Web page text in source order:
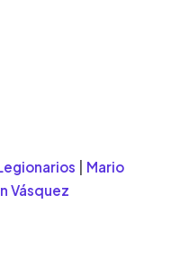
Mario
Vásquez